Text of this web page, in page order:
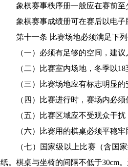
象棋赛事秩序册一般应在赛前至
象棋赛事成绩册可在赛后以电子
第十一条 比赛场地必须满足下列
（一）必须有足够的空间，建
（二）比赛室内场地，冬季以
（三）比赛场地应有标志明显的
（四）比赛进行时，赛场内必须
（五）比赛区域应不受观众干扰
（六）比赛用的棋桌必须平稳
（七）国家级以上比赛（含国
纸。棋桌与坐椅的间隔不低于30cm